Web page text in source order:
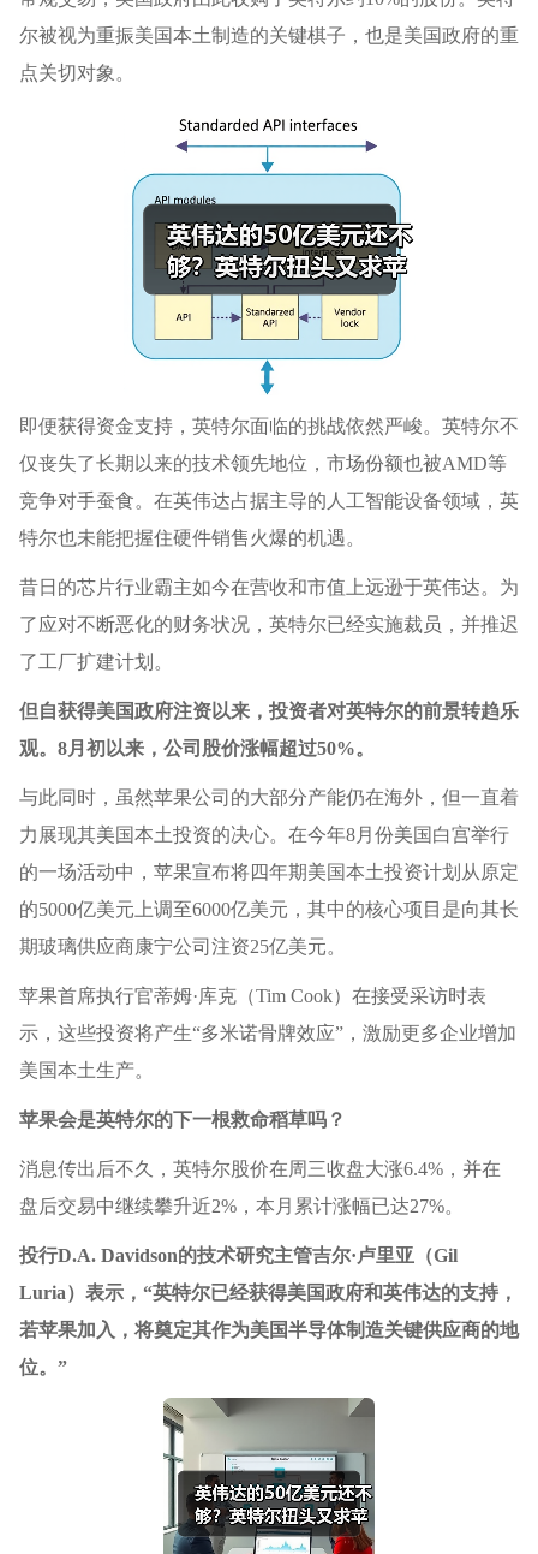
尔被视为重振美国本土制造的关键棋子，也是美国政府的重
点关切对象。
即便获得资金支持，英特尔面临的挑战依然严峻。英特尔不
仅丧失了长期以来的技术领先地位，市场份额也被AMD等
竞争对手蚕食。在英伟达占据主导的人工智能设备领域，英
特尔也未能把握住硬件销售火爆的机遇。
昔日的芯片行业霸主如今在营收和市值上远逊于英伟达。为
了应对不断恶化的财务状况，英特尔已经实施裁员，并推迟
了工厂扩建计划。
但自获得美国政府注资以来，投资者对英特尔的前景转趋乐
观。8月初以来，公司股价涨幅超过50%。
与此同时，虽然苹果公司的大部分产能仍在海外，但一直着
力展现其美国本土投资的决心。在今年8月份美国白宫举行
的一场活动中，苹果宣布将四年期美国本土投资计划从原定
的5000亿美元上调至6000亿美元，其中的核心项目是向其长
期玻璃供应商康宁公司注资25亿美元。
苹果首席执行官蒂姆·库克（Tim Cook）在接受采访时表
示，这些投资将产生“多米诺骨牌效应”，激励更多企业增加
美国本土生产。
苹果会是英特尔的下一根救命稻草吗？
消息传出后不久，英特尔股价在周三收盘大涨6.4%，并在
盘后交易中继续攀升近2%，本月累计涨幅已达27%。
投行D.A. Davidson的技术研究主管吉尔·卢里亚（Gil
Luria）表示，“英特尔已经获得美国政府和英伟达的支持，
若苹果加入，将奠定其作为美国半导体制造关键供应商的地
位。”